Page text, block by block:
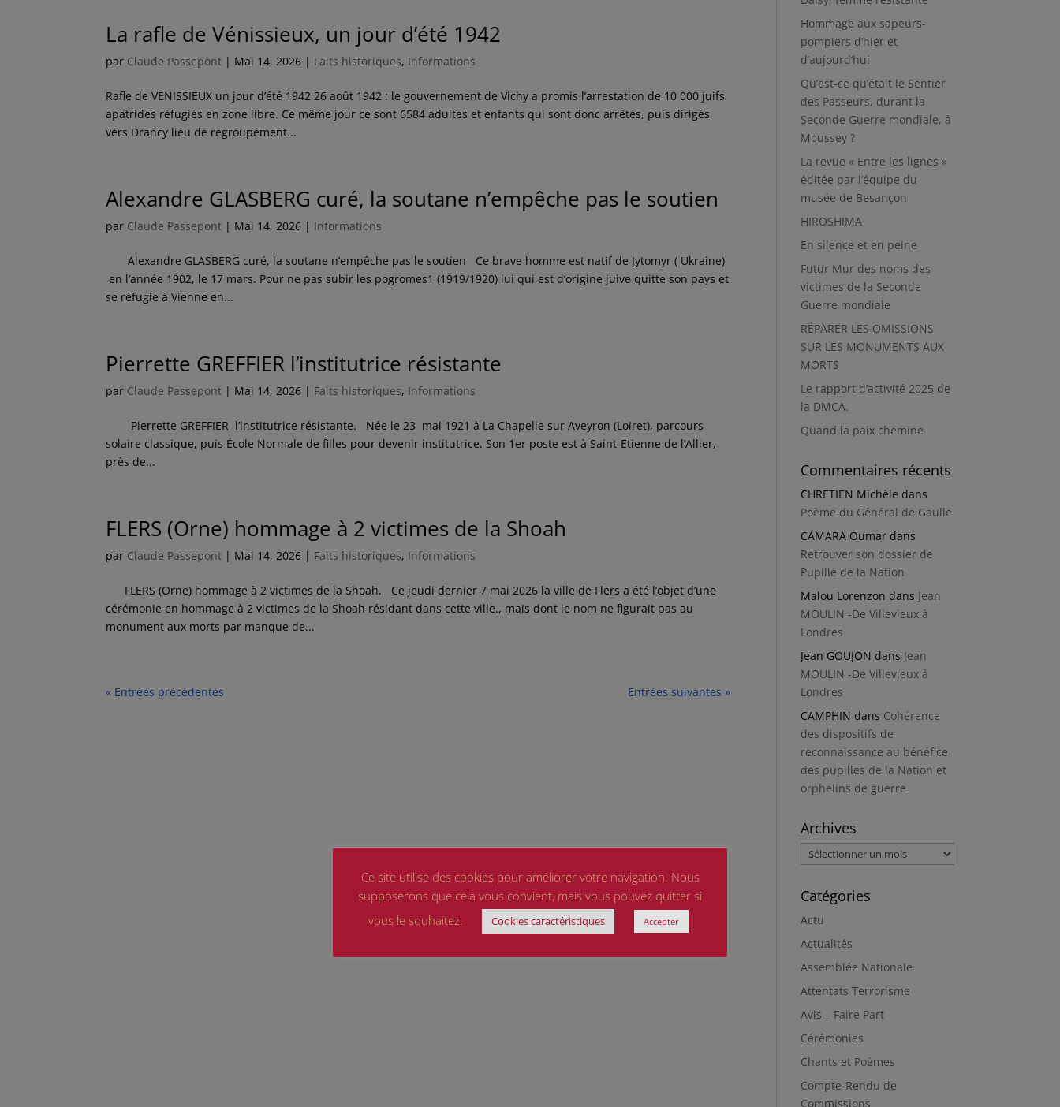
La rafle de Vénissieux, un jour d’été 1942
par Claude Passepont | Mai 14, 2026 | Faits historiques, Informations
Rafle de VENISSIEUX un jour d’été 1942 26 août 1942 : le gouvernement de Vichy a promis l’arrestation de 10 000 juifs
apatrides réfugiés en zone libre. Ce même jour ce sont 6584 adultes et enfants qui sont donc arrêtés, puis dirigés
vers Drancy lieu de regroupement...
Alexandre GLASBERG curé, la soutane n’empêche pas le soutien
par Claude Passepont | Mai 14, 2026 | Informations
Alexandre GLASBERG curé, la soutane n’empêche pas le soutien Ce brave homme est natif de Jytomyr ( Ukraine)
en l’année 1902, le 17 mars. Pour ne pas subir les pogromes1 (1919/1920) lui qui est d’origine juive quitte son pays et
se réfugie à Vienne en...
Pierrette GREFFIER l’institutrice résistante
par Claude Passepont | Mai 14, 2026 | Faits historiques, Informations
Pierrette GREFFIER l’institutrice résistante. Née le 23 mai 1921 à La Chapelle sur Aveyron (Loiret), parcours
solaire classique, puis École Normale de filles pour devenir institutrice. Son 1er poste est à Saint-Etienne de l’Allier,
près de...
FLERS (Orne) hommage à 2 victimes de la Shoah
par Claude Passepont | Mai 14, 2026 | Faits historiques, Informations
FLERS (Orne) hommage à 2 victimes de la Shoah. Ce jeudi dernier 7 mai 2026 la ville de Flers a été l’objet d’une
cérémonie en hommage à 2 victimes de la Shoah résidant dans cette ville., mais dont le nom ne figurait pas au
monument aux morts par manque de...
« Entrées précédentes Entrées suivantes »
Hommage aux sapeurs-
pompiers d’hier et
d’aujourd’hui
Qu’est-ce qu’était le Sentier
des Passeurs, durant la
Seconde Guerre mondiale, à
Moussey ?
La revue « Entre les lignes »
éditée par l’équipe du
musée de Besançon
HIROSHIMA
En silence et en peine
Futur Mur des noms des
victimes de la Seconde
Guerre mondiale
RÉPARER LES OMISSIONS
SUR LES MONUMENTS AUX
MORTS
Le rapport d’activité 2025 de
la DMCA.
Quand la paix chemine
Commentaires récents
CHRETIEN Michèle dans
Poème du Général de Gaulle
CAMARA Oumar dans
Retrouver son dossier de
Pupille de la Nation
Malou Lorenzon dans Jean
MOULIN -De Villevieux à
Londres
Jean GOUJON dans Jean
MOULIN -De Villevieux à
Londres
CAMPHIN dans Cohérence
des dispositifs de
reconnaissance au bénéfice
des pupilles de la Nation et
orphelins de guerre
Archives
Archives
Catégories
Actu
Actualités
Assemblée Nationale
Attentats Terrorisme
Avis – Faire Part
Cérémonies
Chants et Poèmes
Compte-Rendu de
Commissions
Ce site utilise des cookies pour améliorer votre navigation. Nous
supposerons que cela vous convient, mais vous pouvez quitter si
vous le souhaitez.
Cookies caractéristiques Accepter